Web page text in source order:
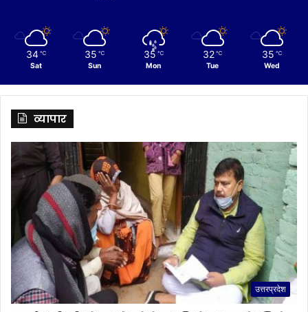
34 ℃
Sat
35 ℃
Sun
35 ℃
Mon
32 ℃
Tue
35 ℃
Wed
व्यापार
उत्तरप्रदेश